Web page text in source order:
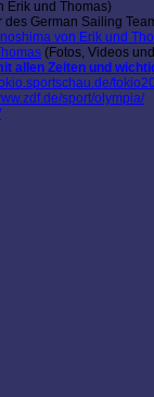
Erik und Thomas)
German Sailing
von Erik und
(Fotos, Videos
allen Zeiten und
sport/olympia/